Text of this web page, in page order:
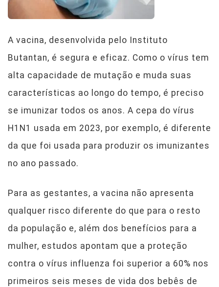
A vacina, desenvolvida pelo Instituto
Butantan, é segura e eficaz. Como o vírus tem
alta capacidade de mutação e muda suas
características ao longo do tempo, é preciso
se imunizar todos os anos. A cepa do vírus
H1N1 usada em 2023, por exemplo, é diferente
da que foi usada para produzir os imunizantes
no ano passado.
Para as gestantes, a vacina não apresenta
qualquer risco diferente do que para o resto
da população e, além dos benefícios para a
mulher, estudos apontam que a proteção
contra o vírus influenza foi superior a 60% nos
primeiros seis meses de vida dos bebês de